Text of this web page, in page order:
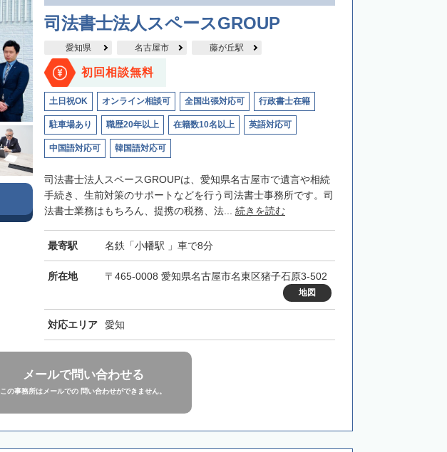
司法書士法人スペースGROUP
愛知県 名古屋市 藤が丘駅
初回相談無料
土日祝OK オンライン相談可 全国出張対応可 行政書士在籍
駐車場あり 職歴20年以上 在籍数10名以上 英語対応可
中国語対応可 韓国語対応可
司法書士法人スペースGROUPは、愛知県名古屋市で遺言や相続
手続き、生前対策のサポートなどを行う司法書士事務所です。司
法書士業務はもちろん、提携の税務、法... 続きを読む
最寄駅 名鉄「小幡駅 」車で8分
所在地 〒465-0008 愛知県名古屋市名東区猪子石原3-502
地図
対応エリア 愛知
メールで問い合わせる
この事務所はメールでの 問い合わせができません。